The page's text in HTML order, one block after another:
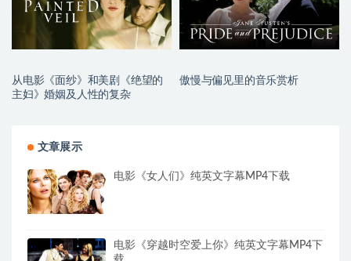
从电影《面纱》和美剧《绝望的
主妇》婚姻及人性的复杂
傲慢与偏见里的音乐赏析
文章展示
电影《女人们》纯英文字幕MP4下载
电影《穿越时空爱上你》纯英文字幕MP4下